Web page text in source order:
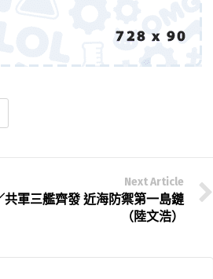
Next Article
共軍三艦齊發 近海防禦第一島鏈
（陸文浩）